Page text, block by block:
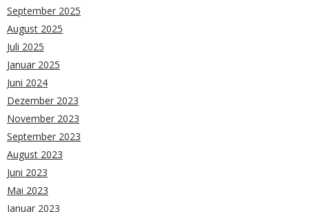
September 2025
August 2025
Juli 2025
Januar 2025
Juni 2024
Dezember 2023
November 2023
September 2023
August 2023
Juni 2023
Mai 2023
Januar 2023